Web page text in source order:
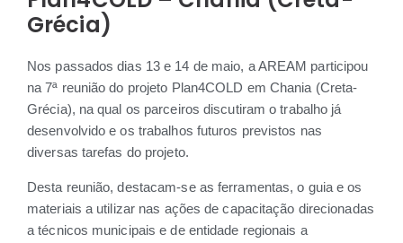
Grécia)
Nos passados dias 13 e 14 de maio, a AREAM participou
na 7ª reunião do projeto Plan4COLD em Chania (Creta-
Grécia), na qual os parceiros discutiram o trabalho já
desenvolvido e os trabalhos futuros previstos nas
diversas tarefas do projeto.
Desta reunião, destacam-se as ferramentas, o guia e os
materiais a utilizar nas ações de capacitação direcionadas
a técnicos municipais e de entidade regionais a